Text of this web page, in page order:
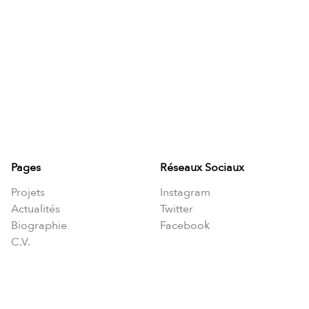
Pages
Projets
Actualités
Biographie
C.V.
Réseaux Sociaux
Instagram
Twitter
Facebook